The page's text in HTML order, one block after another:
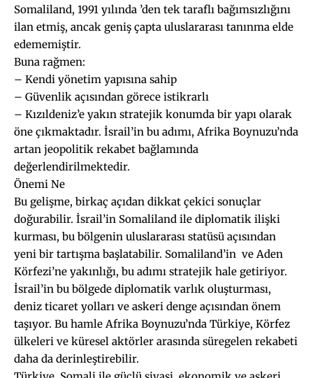
Somaliland, 1991 yılında ’den tek taraflı bağımsızlığını
ilan etmiş, ancak geniş çapta uluslararası tanınma elde
edememiştir.
Buna rağmen:
– Kendi yönetim yapısına sahip
– Güvenlik açısından görece istikrarlı
– Kızıldeniz’e yakın stratejik konumda bir yapı olarak
öne çıkmaktadır. İsrail’in bu adımı, Afrika Boynuzu’nda
artan jeopolitik rekabet bağlamında
değerlendirilmektedir.
Önemi Ne
Bu gelişme, birkaç açıdan dikkat çekici sonuçlar
doğurabilir. İsrail’in Somaliland ile diplomatik ilişki
kurması, bu bölgenin uluslararası statüsü açısından
yeni bir tartışma başlatabilir. Somaliland’in ve Aden
Körfezi’ne yakınlığı, bu adımı stratejik hale getiriyor.
İsrail’in bu bölgede diplomatik varlık oluşturması,
deniz ticaret yolları ve askeri denge açısından önem
taşıyor. Bu hamle Afrika Boynuzu’nda Türkiye, Körfez
ülkeleri ve küresel aktörler arasında süregelen rekabeti
daha da derinleştirebilir.